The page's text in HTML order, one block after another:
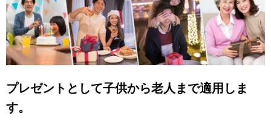
プレゼントとして子供から老人まで適用しま
す。